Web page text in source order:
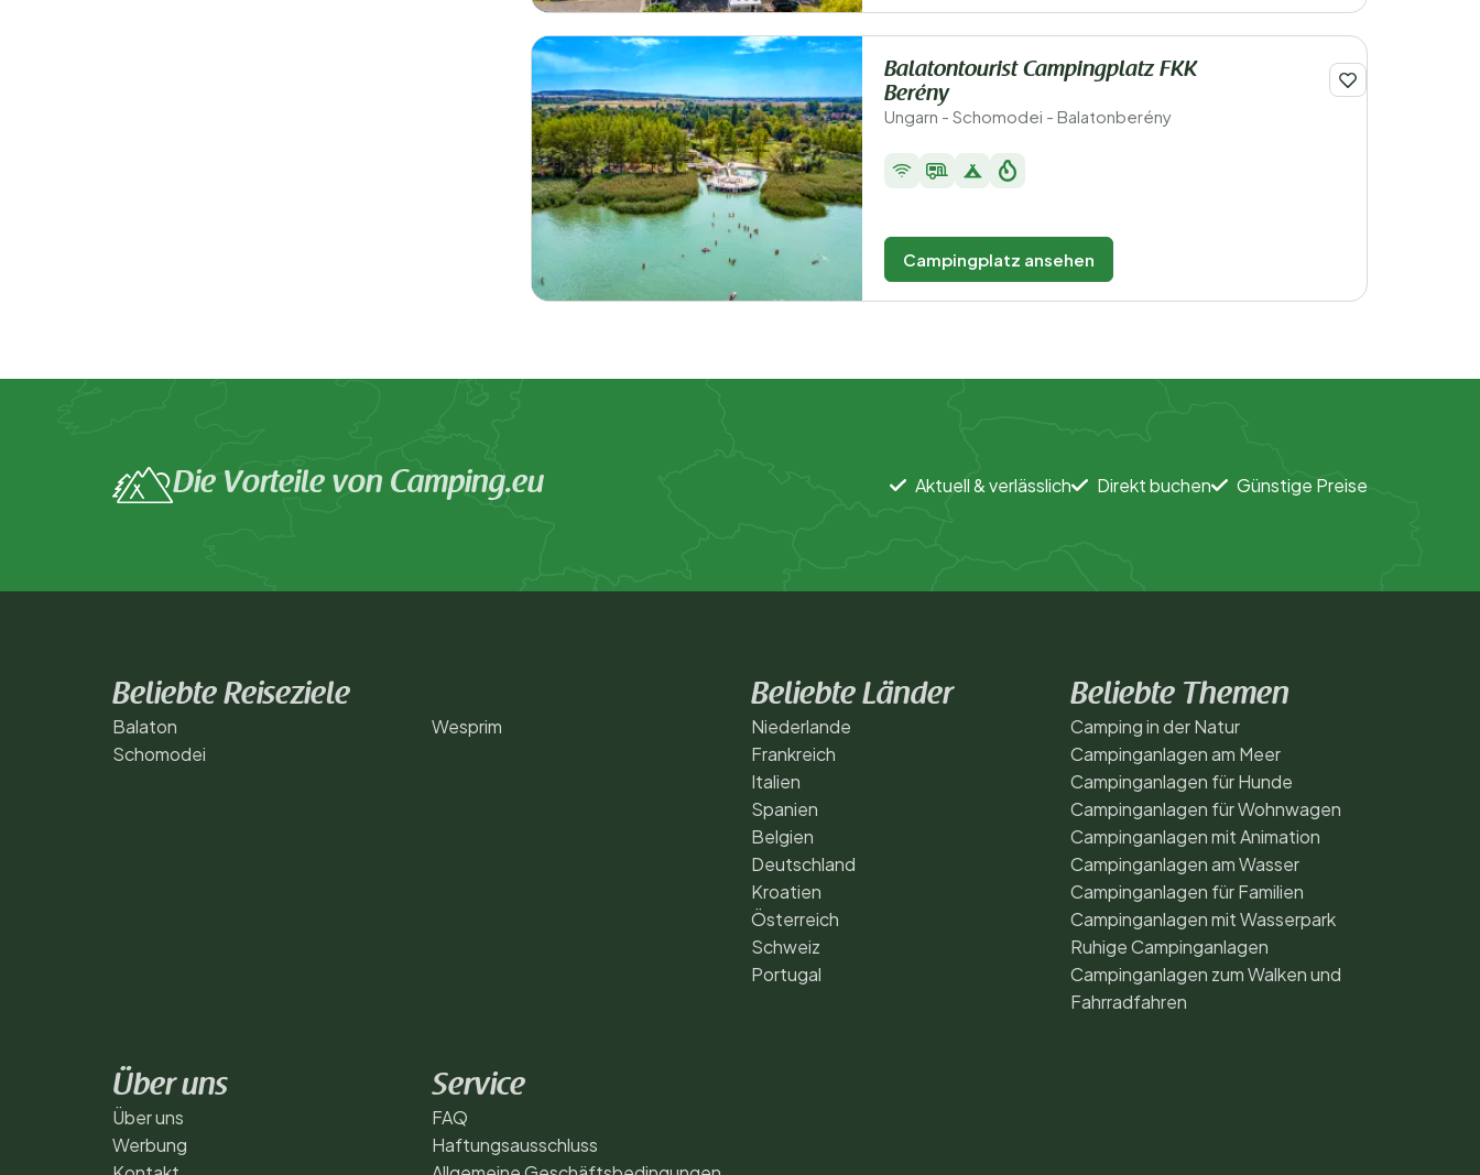
Balatontourist Campingplatz FKK
Berény
Ungarn - Schomodei - Balatonberény
Campingplatz ansehen
Die Vorteile von Camping.eu Aktuell & verlässlich Direkt buchen Günstige Preise
Beliebte Reiseziele
Balaton
Schomodei
Wesprim
Beliebte Länder
Niederlande
Frankreich
Italien
Spanien
Belgien
Deutschland
Kroatien
Österreich
Schweiz
Portugal
Beliebte Themen
Camping in der Natur
Campinganlagen am Meer
Campinganlagen für Hunde
Campinganlagen für Wohnwagen
Campinganlagen mit Animation
Campinganlagen am Wasser
Campinganlagen für Familien
Campinganlagen mit Wasserpark
Ruhige Campinganlagen
Campinganlagen zum Walken und
Fahrradfahren
Über uns
Über uns
Werbung
Service
FAQ
Haftungsausschluss